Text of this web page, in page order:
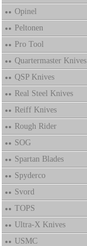
Opinel
Peltonen
Pro Tool
Quartermaster Knives
QSP Knives
Real Steel Knives
Reiff Knives
Rough Rider
SOG
Spartan Blades
Spyderco
Svord
TOPS
Ultra-X Knives
USMC